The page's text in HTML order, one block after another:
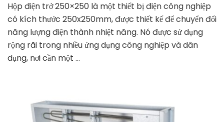
Hộp điện trở 250×250 là một thiết bị điện công nghiệp
có kích thước 250x250mm, được thiết kế để chuyển đổi
năng lượng điện thành nhiệt năng. Nó được sử dụng
rộng rãi trong nhiều ứng dụng công nghiệp và dân
dụng, nơi cần một …